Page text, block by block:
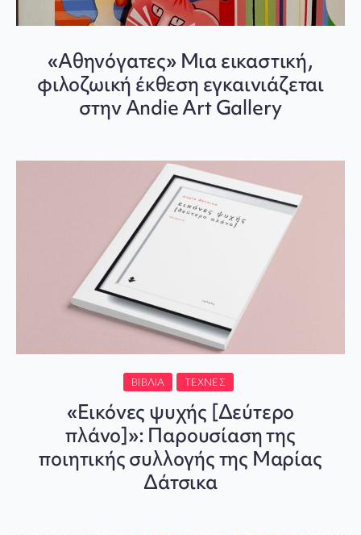
«Αθηνόγατες» Μια εικαστική,
φιλοζωική έκθεση εγκαινιάζεται
στην Andie Art Gallery
ΒΙΒΛΊΑ ΤΈΧΝΕΣ
«Εικόνες ψυχής [Δεύτερο
πλάνο]»: Παρουσίαση της
ποιητικής συλλογής της Μαρίας
Δάτσικα